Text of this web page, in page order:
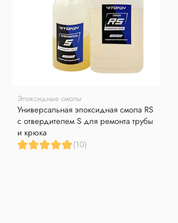
Эпоксидные смолы
Универсальная эпоксидная смола RS
с отвердителем S для ремонта трубы
и крюка
(10)